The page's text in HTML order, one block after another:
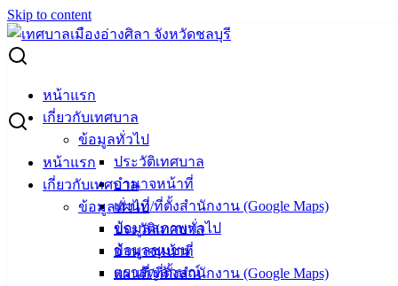
Skip to content
หน้าแรก
เกี่ยวกับเทศบาล
ข้อมูลทั่วไป
ประวัติเทศบาล
อำนาจหน้าที่
แผนที่/ที่ตั้งสำนักงาน (Google Maps)
ข้อมูลสภาพทั่วไป
ข้อมูลชุมชน
ตราสัญลักษณ์
หน้าแรก
เกี่ยวกับเทศบาล
ข้อมูลทั่วไป
ประวัติเทศบาล
อำนาจหน้าที่
แผนที่/ที่ตั้งสำนักงาน (Google Maps)
Search for:
งบประมาณที่ได้รับการจัดสรรและราคากลาง โครงการ
ก่อสร้างถนนคอนกรีตฯ แยกซอยสถาพร
งบประมาณที่ได้รับการจัดสรรและราคา
กลาง โครงการก่อสร้างถนนคอนกรีตฯ
แยกซอยสถาพร
ธันวาคม 19, 2024ธันวาคม 26, 2024 vichakarn